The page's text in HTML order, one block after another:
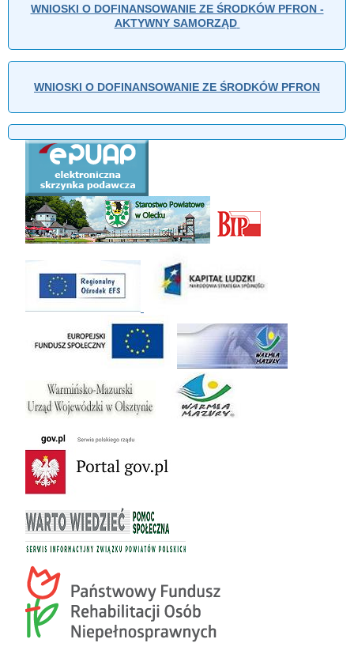
WNIOSKI O DOFINANSOWANIE ZE ŚRODKÓW PFRON -
AKTYWNY SAMORZĄD
WNIOSKI O DOFINANSOWANIE ZE ŚRODKÓW PFRON